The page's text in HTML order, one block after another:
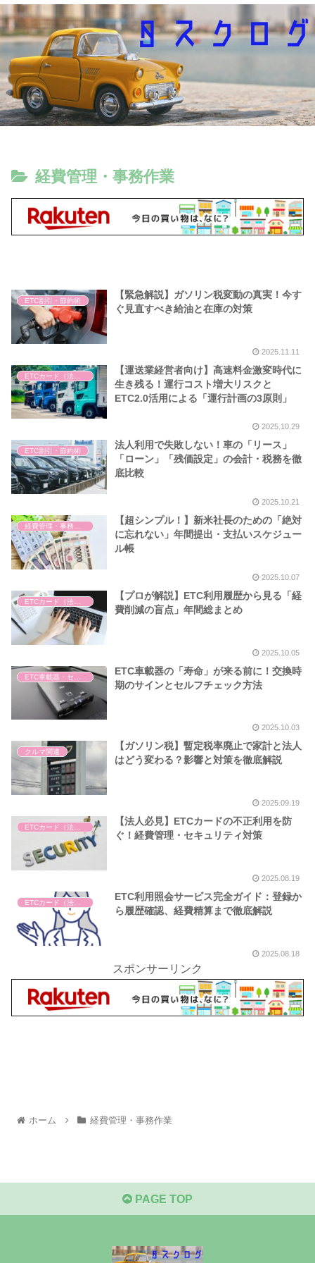
経費管理・事務作業
ETC割引・節約術
【緊急解説】ガソリン税変動の真実！今す
ぐ見直すべき給油と在庫の対策
2025.11.11
【運送業経営者向け】高速料金激変時代に
生き残る！運行コスト増大リスクと
ETC2.0活用による「運行計画の3原則」
2025.10.29
ETC割引・節約術
法人利用で失敗しない！車の「リース」
「ローン」「残価設定」の会計・税務を徹
底比較
2025.10.21
【超シンプル！】新米社長のための「絶対
に忘れない」年間提出・支払いスケジュー
ル帳
2025.10.07
【プロが解説】ETC利用履歴から見る「経
費削減の盲点」年間総まとめ
2025.10.05
ETC車載器の「寿命」が来る前に！交換時
期のサインとセルフチェック方法
2025.10.03
クルマ関連
【ガソリン税】暫定税率廃止で家計と法人
はどう変わる？影響と対策を徹底解説
2025.09.19
【法人必見】ETCカードの不正利用を防
ぐ！経費管理・セキュリティ対策
2025.08.19
ETC利用照会サービス完全ガイド：登録か
ら履歴確認、経費精算まで徹底解説
2025.08.18
スポンサーリンク
ホーム 経費管理・事務作業
PAGE TOP